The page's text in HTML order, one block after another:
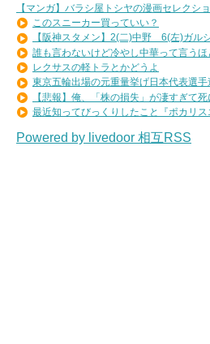
【マンガ】バラシ屋トシヤの漫画セレクシ
このスニーカー買っていい？
【阪神スタメン】2(二)中野 6(左)ガル
誰も言わないけど冷やし中華って言うほ
レクサスの軽トラとかどうよ
東京五輪出場の元重量挙げ日本代表選
【悲報】俺、「株の損失」が凄すぎて死
最近知ってびっくりしたこと『ポカリ
Powered by livedoor 相互RSS